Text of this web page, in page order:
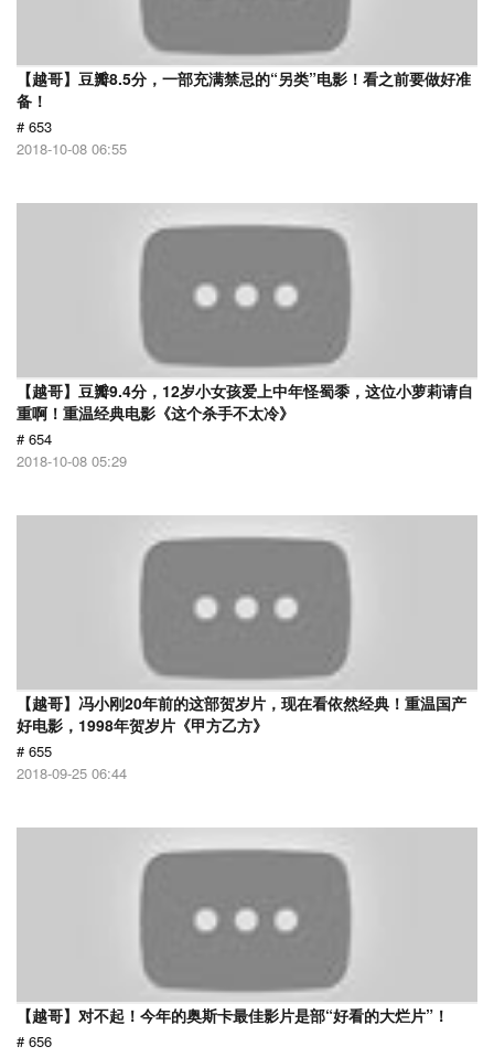
【越哥】豆瓣8.5分，一部充满禁忌的“另类”电影！看之前要做好准
备！
# 653
2018-10-08 06:55
【越哥】豆瓣9.4分，12岁小女孩爱上中年怪蜀黍，这位小萝莉请自
重啊！重温经典电影《这个杀手不太冷》
# 654
2018-10-08 05:29
【越哥】冯小刚20年前的这部贺岁片，现在看依然经典！重温国产
好电影，1998年贺岁片《甲方乙方》
# 655
2018-09-25 06:44
【越哥】对不起！今年的奥斯卡最佳影片是部“好看的大烂片”！
# 656